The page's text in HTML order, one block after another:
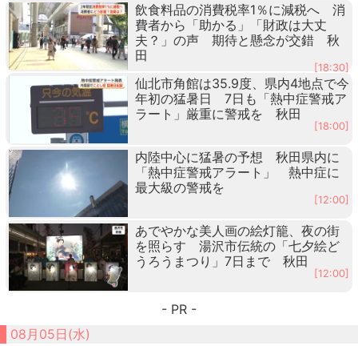
飲食料品の消費税率1％に減税へ 消
費者から「助かる」「財政は大丈
夫？」の声 期待と懸念が交錯 秋
田
[18:30]
仙北市角館は35.9度、県内4地点で今
年初の猛暑日 7日も「熱中症警戒ア
ラート」厳重に警戒を 秋田
[18:00]
内陸中心に猛暑の予想 秋田県内に
「熱中症警戒アラート」 熱中症に
最大級の警戒を
[12:00]
あでやかな美人画の絵灯籠、夜の街
を照らす 湯沢市伝統の「七夕絵ど
うろうまつり」7日まで 秋田
[12:00]
- PR -
08月05日(水)